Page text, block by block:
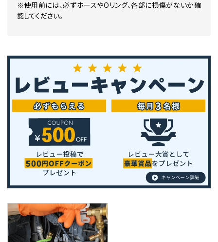
※使用前には、必ずホースやOリング、各部に損傷がないか確
認してください。